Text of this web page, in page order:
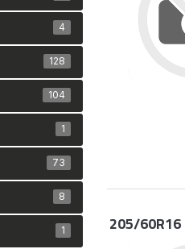
205/60R16
4
128
104
1
73
8
1